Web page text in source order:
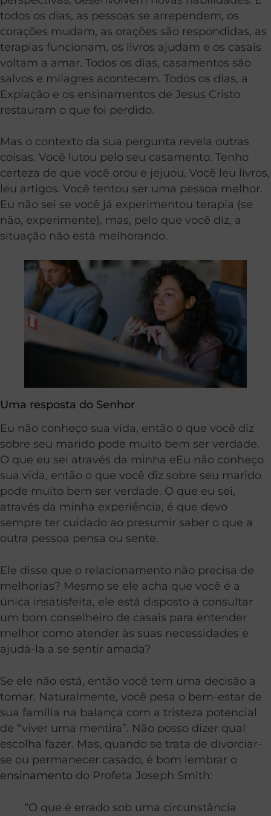
todos os dias, as pessoas se arrependem, os
corações mudam, as orações são respondidas, as
terapias funcionam, os livros ajudam e os casais
voltam a amar. Todos os dias, casamentos são
salvos e milagres acontecem. Todos os dias, a
Expiação e os ensinamentos de Jesus Cristo
restauram o que foi perdido.
Mas o contexto da sua pergunta revela outras
coisas. Você lutou pelo seu casamento. Tenho
certeza de que você orou e jejuou. Você leu livros,
leu artigos. Você tentou ser uma pessoa melhor.
Eu não sei se você já experimentou terapia (se
não, experimente), mas, pelo que você diz, a
situação não está melhorando.
Uma resposta do Senhor
Eu não conheço sua vida, então o que você diz
sobre seu marido pode muito bem ser verdade.
O que eu sei através da minha eEu não conheço
sua vida, então o que você diz sobre seu marido
pode muito bem ser verdade. O que eu sei,
através da minha experiência, é que devo
sempre ter cuidado ao presumir saber o que a
outra pessoa pensa ou sente.
Ele disse que o relacionamento não precisa de
melhorias? Mesmo se ele acha que você é a
única insatisfeita, ele está disposto a consultar
um bom conselheiro de casais para entender
melhor como atender às suas necessidades e
ajudá-la a se sentir amada?
Se ele não está, então você tem uma decisão a
tomar. Naturalmente, você pesa o bem-estar de
sua família na balança com a tristeza potencial
de “viver uma mentira”. Não posso dizer qual
escolha fazer. Mas, quando se trata de divorciar-
se ou permanecer casado, é bom lembrar o
ensinamento do Profeta Joseph Smith:
“O que é errado sob uma circunstância